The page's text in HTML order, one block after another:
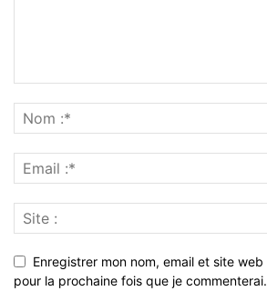
Enregistrer mon nom, email et site
pour la prochaine fois que je commenterai.